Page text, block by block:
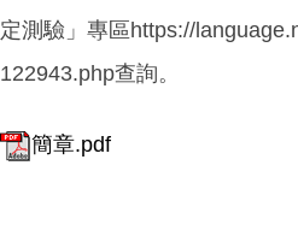
定測驗」專區https://
122943.php查詢。
簡章.pdf